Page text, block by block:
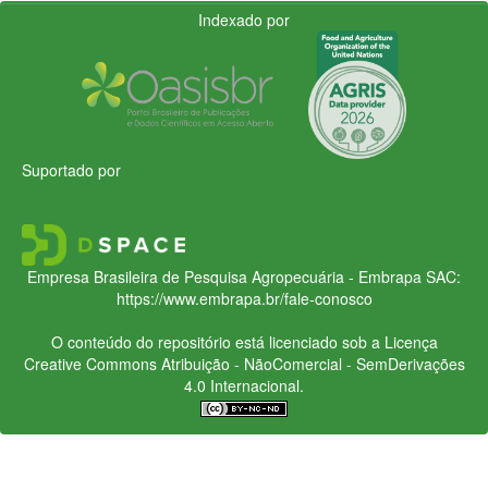
Indexado por
Suportado por
Empresa Brasileira de Pesquisa Agropecuária - Embrapa SAC:
https://www.embrapa.br/fale-conosco
O conteúdo do repositório está licenciado sob a Licença
Creative CommonsAtribuição - NãoComercial - SemDerivações
4.0 Internacional.